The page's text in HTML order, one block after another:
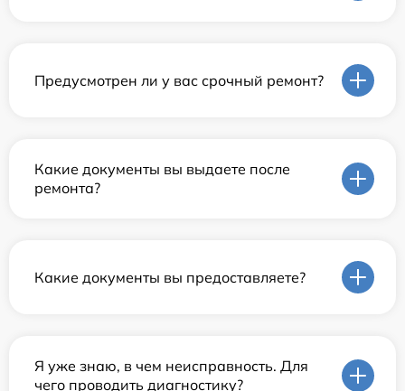
Предусмотрен ли у вас срочный ремонт?
Какие документы вы выдаете после
ремонта?
Какие документы вы предоставляете?
Я уже знаю, в чем неисправность. Для
чего проводить диагностику?